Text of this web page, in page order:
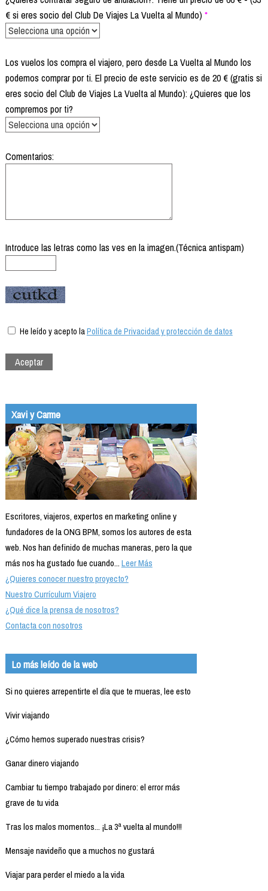
€ si eres socio del Club De Viajes La Vuelta al Mundo) *
Los vuelos los compra el viajero, pero desde La Vuelta al Mundo los
podemos comprar por ti. El precio de este servicio es de 20 € (gratis si
eres socio del Club de Viajes La Vuelta al Mundo): ¿Quieres que los
compremos por ti?
Comentarios:
Introduce las letras como las ves en la imagen.(Técnica antispam)
He leído y acepto laPolítica de Privacidad y protección de datos
Xavi y Carme
Escritores, viajeros, expertos en marketing online y
fundadores de la ONG BPM, somos los autores de esta
web. Nos han definido de muchas maneras, pero la que
más nos ha gustado fue cuando...Leer Más
¿Quieres conocer nuestro proyecto?
Nuestro Currículum Viajero
¿Qué dice la prensa de nosotros?
Contacta con nosotros
Lo más leído de la web
Si no quieres arrepentirte el día que te mueras, lee esto
Vivir viajando
¿Cómo hemos superado nuestras crisis?
Ganar dinero viajando
Cambiar tu tiempo trabajado por dinero: el error más
grave de tu vida
Tras los malos momentos... ¡La 3ª vuelta al mundo!!!
Mensaje navideño que a muchos no gustará
Viajar para perder el miedo a la vida